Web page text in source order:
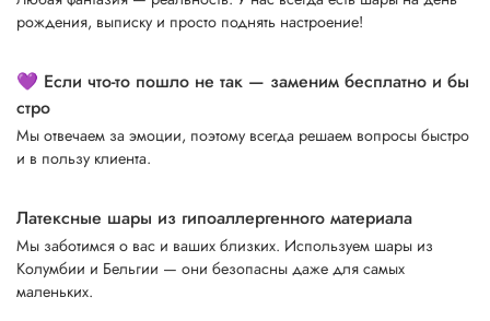
рождения, выписку и просто поднять настроение!
💜 Если что-то пошло не так — заменим бесплатно и бы
стро
Мы отвечаем за эмоции, поэтому всегда решаем вопросы быстро
и в пользу клиента.
Латексные шары из гипоаллергенного материала
Мы заботимся о вас и ваших близких. Используем шары из
Колумбии и Бельгии — они безопасны даже для самых
маленьких.